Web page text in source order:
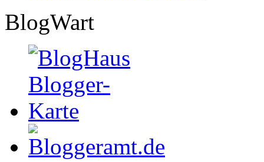
BlogWart